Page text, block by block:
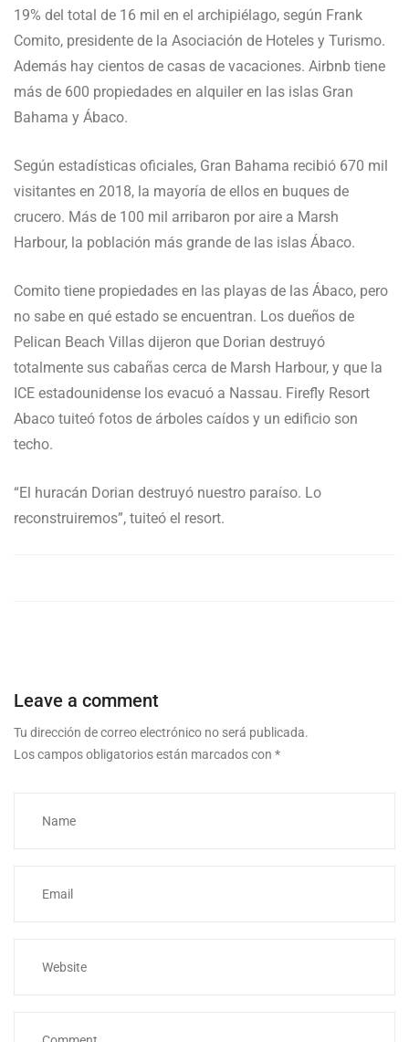
19% del total de 16 mil en el archipiélago, según Frank
Comito, presidente de la Asociación de Hoteles y Turismo.
Además hay cientos de casas de vacaciones. Airbnb tiene
más de 600 propiedades en alquiler en las islas Gran
Bahama y Ábaco.
Según estadísticas oficiales, Gran Bahama recibió 670 mil
visitantes en 2018, la mayoría de ellos en buques de
crucero. Más de 100 mil arribaron por aire a Marsh
Harbour, la población más grande de las islas Ábaco.
Comito tiene propiedades en las playas de las Ábaco, pero
no sabe en qué estado se encuentran. Los dueños de
Pelican Beach Villas dijeron que Dorian destruyó
totalmente sus cabañas cerca de Marsh Harbour, y que la
ICE estadounidense los evacuó a Nassau. Firefly Resort
Abaco tuiteó fotos de árboles caídos y un edificio son
techo.
“El huracán Dorian destruyó nuestro paraíso. Lo
reconstruiremos”, tuiteó el resort.
Leave a comment
Tu dirección de correo electrónico no será publicada.
Los campos obligatorios están marcados con *